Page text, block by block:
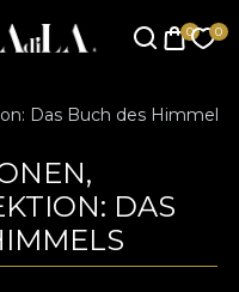
Das Buch des Himmels
DAS